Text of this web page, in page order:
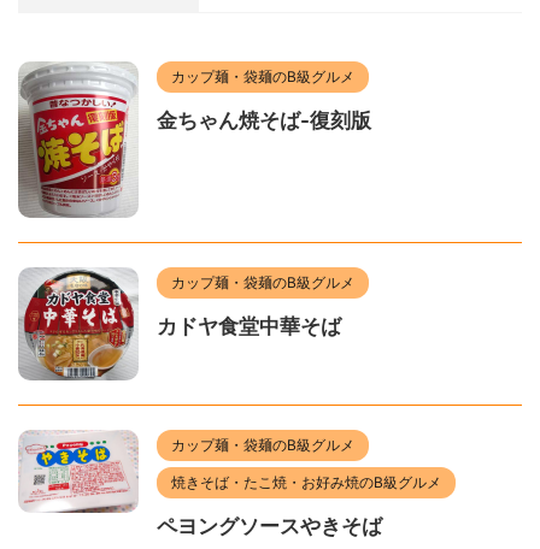
カップ麺・袋麺のB級グルメ
金ちゃん焼そば-復刻版
カップ麺・袋麺のB級グルメ
カドヤ食堂中華そば
カップ麺・袋麺のB級グルメ
焼きそば・たこ焼・お好み焼のB級グルメ
ペヨングソースやきそば